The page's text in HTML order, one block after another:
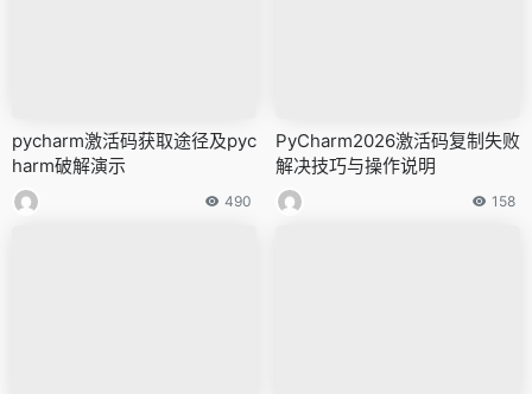
pycharm激活码获取途径及pyc
harm破解演示
490
PyCharm2026激活码复制失败
解决技巧与操作说明
158